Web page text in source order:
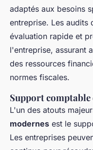
adaptés aux besoins
entreprise. Les audits
évaluation rapide et
l'entreprise, assurant
des ressources
normes fiscales.
Support
L'un des atouts
modernes est le
Les entreprises